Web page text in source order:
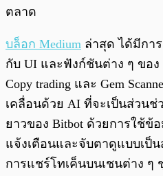
ตลาด
บล็อก Medium ล่าสุด ได้มีการ
กับ UI และฟังก์ชันต่าง ๆ ของ
Copy trading และ Gem
เคลื่อนด้วย AI ที่จะเป็นส่วนช่
ยาวของ Bitbot ด้วยการใช้ข้
แจ้งเตือนและจับตาดูแบบเป็
การแชร์โทเค็นบนเชนต่าง ๆ